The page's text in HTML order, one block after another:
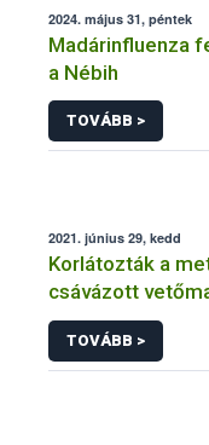
2024. május 31, péntek
Madárinfluenza
a Nébih
TOVÁBB >
2021. június 29, kedd
Korlátozták a
csávázott
TOVÁBB >